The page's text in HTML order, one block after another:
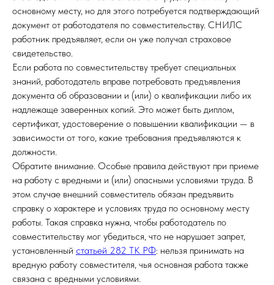
основному месту, но для этого потребуется подтверждающий
документ от работодателя по совместительству. СНИЛС
работник предъявляет, если он уже получал страховое
свидетельство.
Если работа по совместительству требует специальных
знаний, работодатель вправе потребовать предъявления
документа об образовании и (или) о квалификации либо их
надлежаще заверенных копий. Это может быть диплом,
сертификат, удостоверение о повышении квалификации — в
зависимости от того, какие требования предъявляются к
должности.
Обратите внимание. Особые правила действуют при приеме
на работу с вредными и (или) опасными условиями труда. В
этом случае внешний совместитель обязан предъявить
справку о характере и условиях труда по основному месту
работы. Такая справка нужна, чтобы работодатель по
совместительству мог убедиться, что не нарушает запрет,
установленный статьей 282 ТК РФ: нельзя принимать на
вредную работу совместителя, чья основная работа также
связана с вредными условиями.